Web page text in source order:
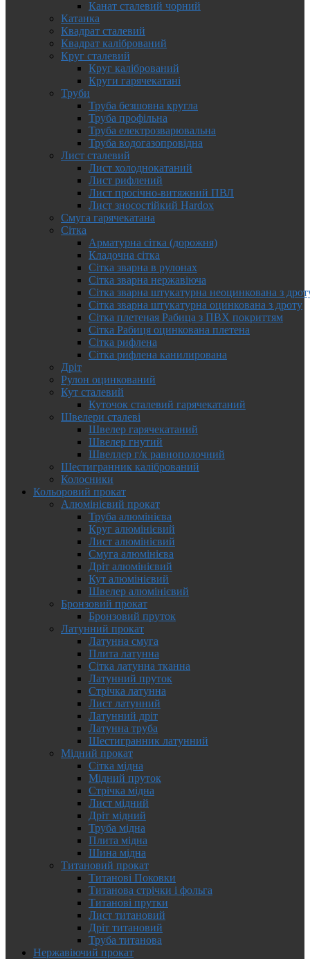
Канат сталевий чорний
Катанка
Квадрат сталевий
Квадрат калібрований
Круг сталевий
Круг калібрований
Круги гарячекатані
Труби
Труба безшовна кругла
Труба профільна
Труба електрозварювальна
Труба водогазопровідна
Лист сталевий
Лист холоднокатаний
Лист рифлений
Лист просічно-витяжний ПВЛ
Лист зносостійкий Hardox
Смуга гарячекатана
Сітка
Арматурна сітка (дорожня)
Кладочна сітка
Сітка зварна в рулонах
Сітка зварна нержавіюча
Сітка зварна штукатурна неоцинкована з
Сітка зварна штукатурна оцинкована з дроту
Сітка плетеная Рабица з ПВХ покриттям
Сітка Рабиця оцинкована плетена
Сітка рифлена
Сітка рифлена канилирована
Дріт
Рулон оцинкований
Кут сталевий
Куточок сталевий гарячекатаний
Швелери сталеві
Швелер гарячекатаний
Швелер гнутий
Швеллер г/к равнополочний
Шестигранник калібрований
Колосники
Кольоровий прокат
Алюмінієвий прокат
Труба алюмінієва
Круг алюмінієвий
Лист алюмінієвий
Смуга алюмінієва
Дріт алюмінієвий
Кут алюмінієвий
Швелер алюмінієвий
Бронзовий прокат
Бронзовий пруток
Латунний прокат
Латунна смуга
Плита латунна
Сітка латунна тканна
Латунний пруток
Стрічка латунна
Лист латунний
Латунний дріт
Латунна труба
Шестигранник латунний
Мідний прокат
Сітка мідна
Мідний пруток
Стрічка мідна
Лист мідний
Дріт мідний
Труба мідна
Плита мідна
Шина мідна
Титановий прокат
Титанові Поковки
Титанова стрічки і фольга
Титанові прутки
Лист титановий
Дріт титановий
Труба титанова
Нержавіючий прокат